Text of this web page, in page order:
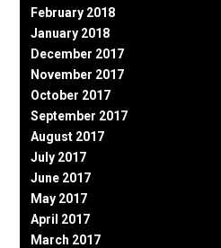
February 2018
January 2018
December 2017
November 2017
October 2017
September 2017
August 2017
July 2017
June 2017
May 2017
April 2017
March 2017